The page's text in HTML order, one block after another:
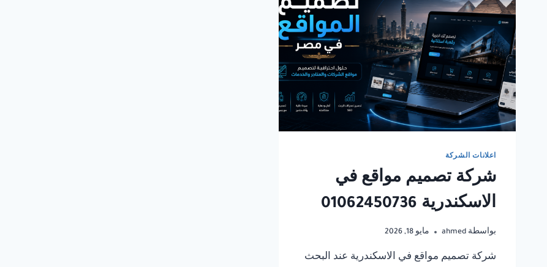
اعلانات الشركة
شركة تصميم مواقع في
الاسكندرية 01062450736
بواسطة ahmed مايو 18, 2026
شركة تصميم مواقع في الاسكندرية عند البحث